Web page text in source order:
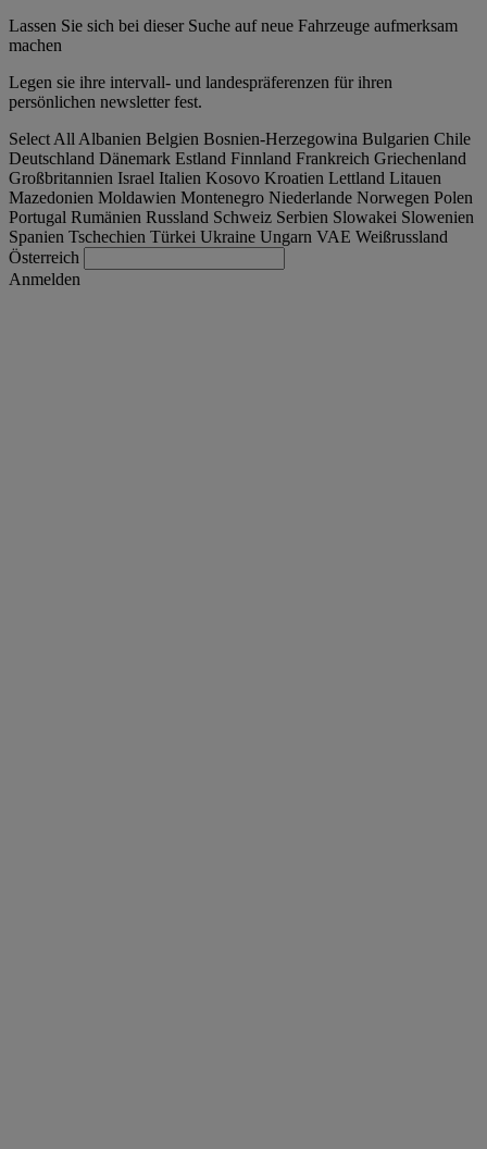
Lassen Sie sich bei dieser Suche auf neue Fahrzeuge aufmerksam
machen
Legen sie ihre intervall- und landespräferenzen für ihren
persönlichen newsletter fest.
Select All Albanien Belgien Bosnien-Herzegowina Bulgarien Chile
Deutschland Dänemark Estland Finnland Frankreich Griechenland
Großbritannien Israel Italien Kosovo Kroatien Lettland Litauen
Mazedonien Moldawien Montenegro Niederlande Norwegen Polen
Portugal Rumänien Russland Schweiz Serbien Slowakei Slowenien
Spanien Tschechien Türkei Ukraine Ungarn VAE Weißrussland
Österreich
Anmelden